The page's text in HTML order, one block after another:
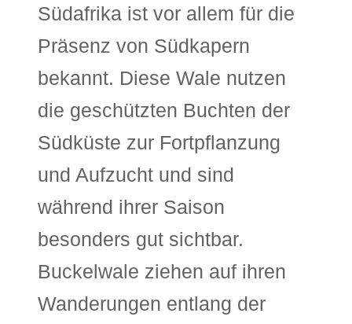
Südafrika ist vor allem für die
Präsenz von Südkapern
bekannt. Diese Wale nutzen
die geschützten Buchten der
Südküste zur Fortpflanzung
und Aufzucht und sind
während ihrer Saison
besonders gut sichtbar.
Buckelwale ziehen auf ihren
Wanderungen entlang der